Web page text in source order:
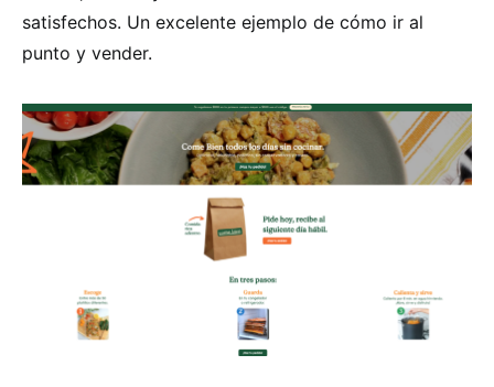
satisfechos. Un excelente ejemplo de cómo ir al
punto y vender.